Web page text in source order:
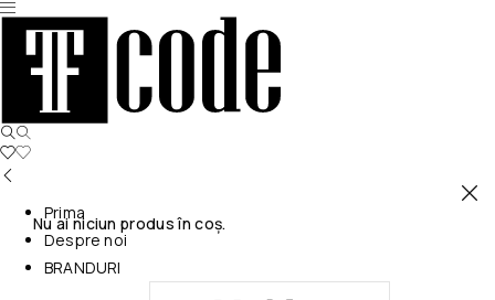
Nu ai niciun produs în coș.
Prima
Despre noi
BRANDURI